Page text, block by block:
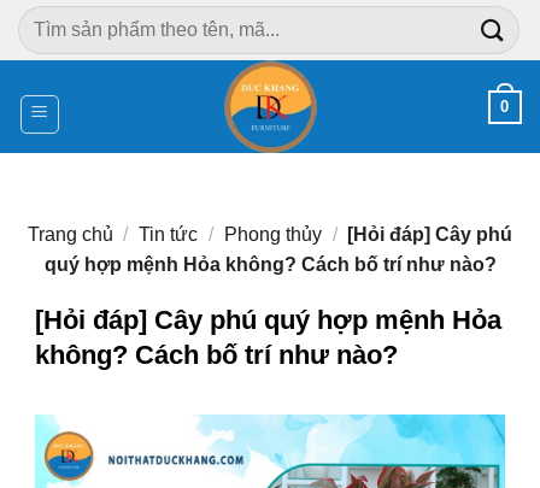
Chuyển
đến
dung
Tìm
kiếm:
0
Trang chủ / Tin tức / Phong thủy /
[Hỏi đáp] Cây phú
quý hợp mệnh Hỏa không? Cách bố trí như nào?
[Hỏi đáp] Cây phú quý hợp mệnh Hỏa
không? Cách bố trí như nào?